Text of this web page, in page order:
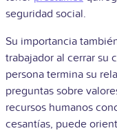
seguridad social.
Su importancia
trabajador al cerrar su
persona termina su
preguntas sobre
recursos humanos
cesantías, puede